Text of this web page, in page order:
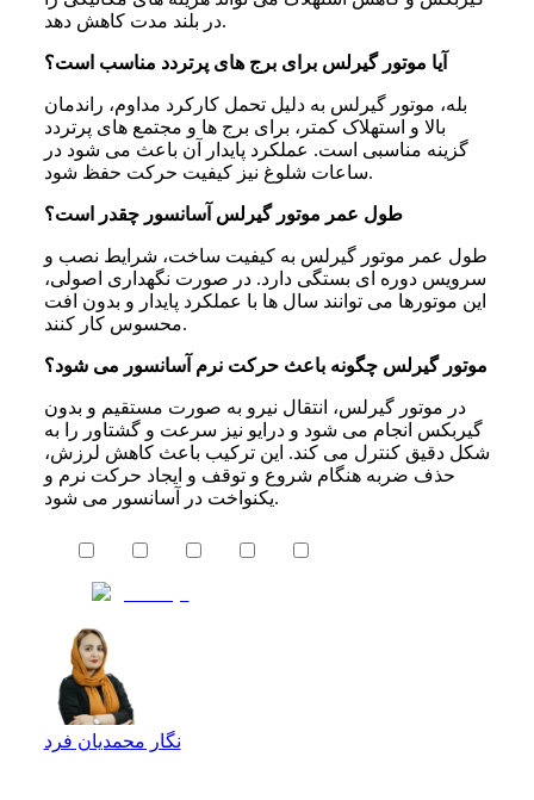
در بلند مدت کاهش دهد.
آیا موتور گیرلس برای برج‌ های پرتردد مناسب است؟
بله، موتور گیرلس به دلیل تحمل کارکرد مداوم، راندمان
بالا و استهلاک کمتر، برای برج ها و مجتمع های پرتردد
گزینه مناسبی است. عملکرد پایدار آن باعث می شود در
ساعات شلوغ نیز کیفیت حرکت حفظ شود.
طول عمر موتور گیرلس آسانسور چقدر است؟
طول عمر موتور گیرلس به کیفیت ساخت، شرایط نصب و
سرویس دوره ای بستگی دارد. در صورت نگهداری اصولی،
این موتورها می توانند سال ها با عملکرد پایدار و بدون افت
محسوس کار کنند.
موتور گیرلس چگونه باعث حرکت نرم آسانسور می‌ شود؟
در موتور گیرلس، انتقال نیرو به صورت مستقیم و بدون
گیربکس انجام می شود و درایو نیز سرعت و گشتاور را به
شکل دقیق کنترل می کند. این ترکیب باعث کاهش لرزش،
حذف ضربه هنگام شروع و توقف و ایجاد حرکت نرم و
یکنواخت در آسانسور می شود.
نگار محمدیان فرد